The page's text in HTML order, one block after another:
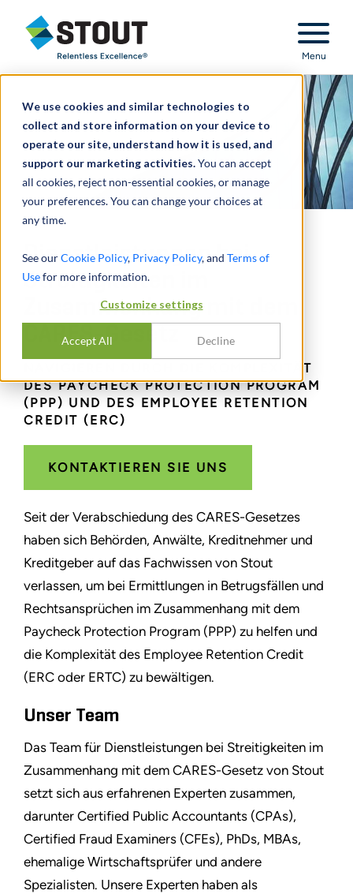
We use cookies and similar technologies to
collect and store information on your device to
operate our site, understand how it is used, and
support our marketing activities.You can accept
all cookies, reject non-essential cookies, or manage
your preferences. You can change your choices at
any time.
See ourCookie Policy, Privacy Policy, and Terms of
Usefor more information.
Customize settings
Accept All Decline
Stout Relentless Excellence
Menu
Dienstleistungen bei
Streitigkeiten im
Zusammenhang mit dem
CARES-Gesetz
NAVIGIEREN DURCH DIE KOMPLEXITÄT
DES PAYCHECK PROTECTION PROGRAM
(PPP) UND DES EMPLOYEE RETENTION
CREDIT (ERC)
KONTAKTIEREN SIE UNS
Seit der Verabschiedung des CARES-Gesetzes
haben sich Behörden, Anwälte, Kreditnehmer und
Kreditgeber auf das Fachwissen von Stout
verlassen, um bei Ermittlungen in Betrugsfällen und
Rechtsansprüchen im Zusammenhang mit dem
Paycheck Protection Program (PPP) zu helfen und
die Komplexität des Employee Retention Credit
(ERC oder ERTC) zu bewältigen.
Unser Team
Das Team für Dienstleistungen bei Streitigkeiten im
Zusammenhang mit dem CARES-Gesetz von Stout
setzt sich aus erfahrenen Experten zusammen,
darunter Certified Public Accountants (CPAs),
Certified Fraud Examiners (CFEs), PhDs, MBAs,
ehemalige Wirtschaftsprüfer und andere
Spezialisten. Unsere Experten haben als